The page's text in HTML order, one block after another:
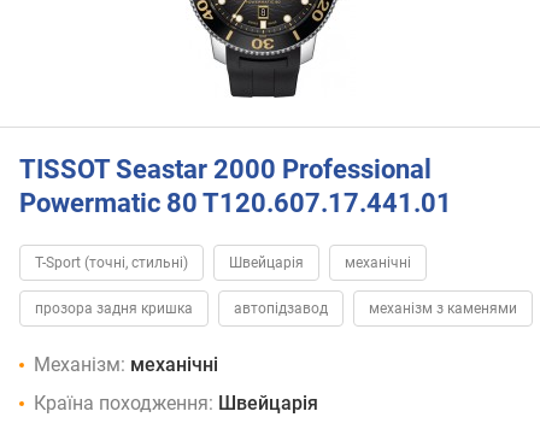
TISSOT Seastar 2000 Professional
Powermatic 80 T120.607.17.441.01
T-Sport (точні, стильні) Швейцарія механічні
прозора задня кришка автопідзавод механізм з каменями
Механізм: механічні
Країна походження: Швейцарія